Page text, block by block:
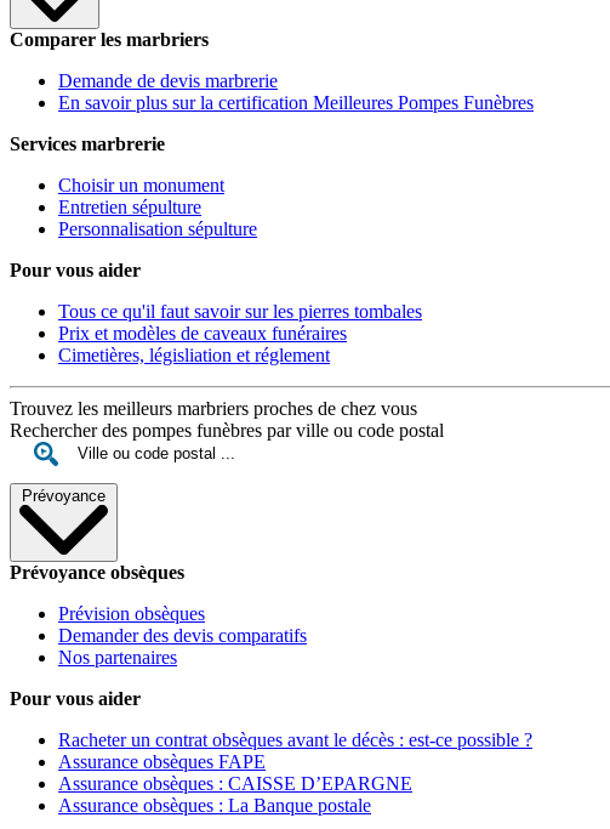
Comparer les marbriers
Demande de devis marbrerie
En savoir plus sur la certification Meilleures Pompes Funèbres
Services marbrerie
Choisir un monument
Entretien sépulture
Personnalisation sépulture
Pour vous aider
Tous ce qu'il faut savoir sur les pierres tombales
Prix et modèles de caveaux funéraires
Cimetières, législiation et réglement
Trouvez les meilleurs marbriers proches de chez vous
Rechercher des pompes funèbres par ville ou code postal
Prévoyance
Prévoyance obsèques
Prévision obsèques
Demander des devis comparatifs
Nos partenaires
Pour vous aider
Racheter un contrat obsèques avant le décès : est-ce possible ?
Assurance obsèques FAPE
Assurance obsèques : CAISSE D’EPARGNE
Assurance obsèques : La Banque postale